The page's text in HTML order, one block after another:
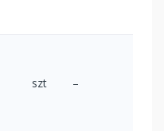
szt –